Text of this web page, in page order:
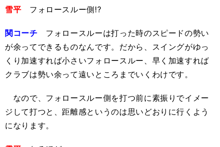
雪平 フォロースルー側!?
関コーチ フォロースルーは打った時のスピードの勢い
が余ってできるものなんです。だから、スイングがゆっ
くり加速すれば小さいフォロースルー、早く加速すれば
クラブは勢い余って遠いところまでいくわけです。
なので、フォロースルー側を打つ前に素振りでイメー
ジして打つと、距離感というのは思いどおりに行くよう
になります。